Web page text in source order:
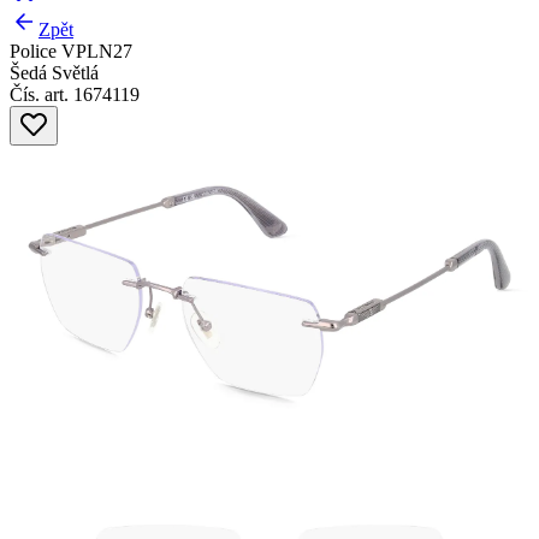
Zpět
Police VPLN27
Šedá Světlá
Čís. art. 1674119